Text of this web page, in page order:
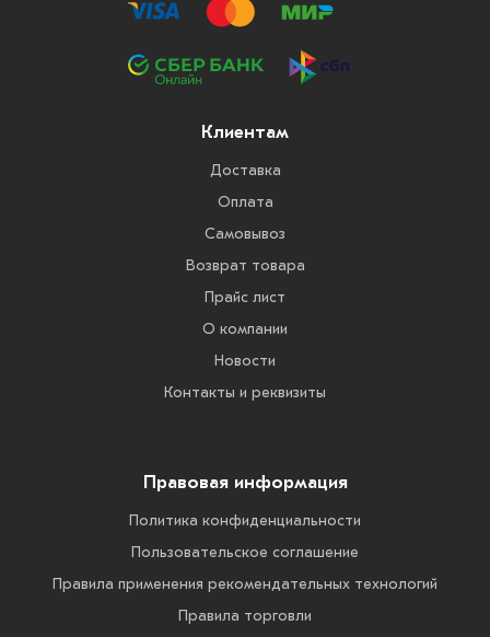
Клиентам
Доставка
Оплата
Самовывоз
Возврат товара
Прайс лист
О компании
Новости
Контакты и реквизиты
Правовая информация
Политика конфиденциальности
Пользовательское соглашение
Правила применения рекомендательных технологий
Правила торговли